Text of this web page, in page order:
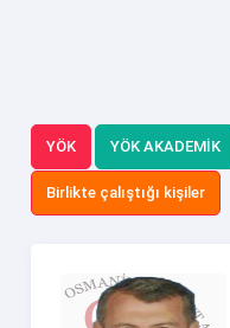
YÖK YÖK AKADEMİK
Birlikte çalıştığı kişiler